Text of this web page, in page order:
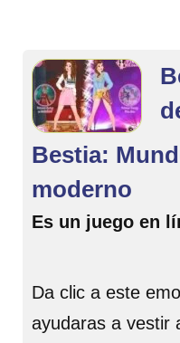
Bestia:
moderno
Es un juego en
Da clic a este
ayudaras a vestir